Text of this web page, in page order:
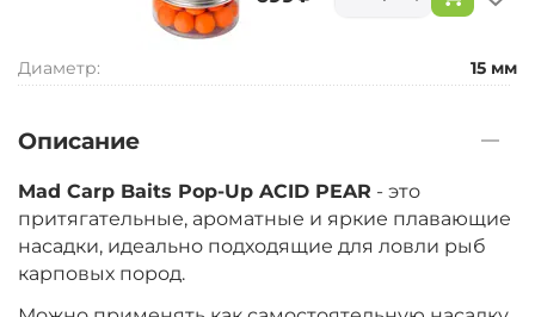
Диаметр: 15 мм
Описание
Mad Carp Baits Pop-Up ACID PEAR - это
притягательные, ароматные и яркие плавающие
насадки, идеально подходящие для ловли рыб
карповых пород.